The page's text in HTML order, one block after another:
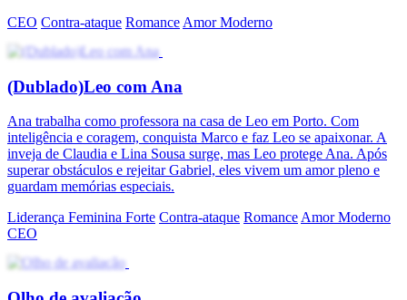
CEO Contra-ataque Romance Amor Moderno
(Dublado)Leo com Ana
Ana trabalha como professora na casa de Leo em Porto. Com
inteligência e coragem, conquista Marco e faz Leo se apaixonar. A
inveja de Claudia e Lina Sousa surge, mas Leo protege Ana. Após
superar obstáculos e rejeitar Gabriel, eles vivem um amor pleno e
guardam memórias especiais.
Liderança Feminina Forte Contra-ataque Romance Amor Moderno
CEO